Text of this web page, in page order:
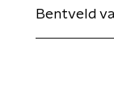
Bentveld